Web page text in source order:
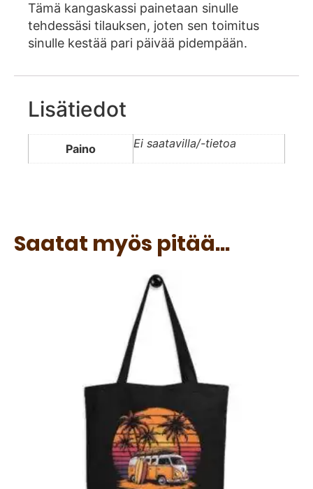
Tämä kangaskassi painetaan sinulle
tehdessäsi tilauksen, joten sen toimitus
sinulle kestää pari päivää pidempään.
Lisätiedot
Paino Ei saatavilla/-tietoa
Saatat myös pitää...